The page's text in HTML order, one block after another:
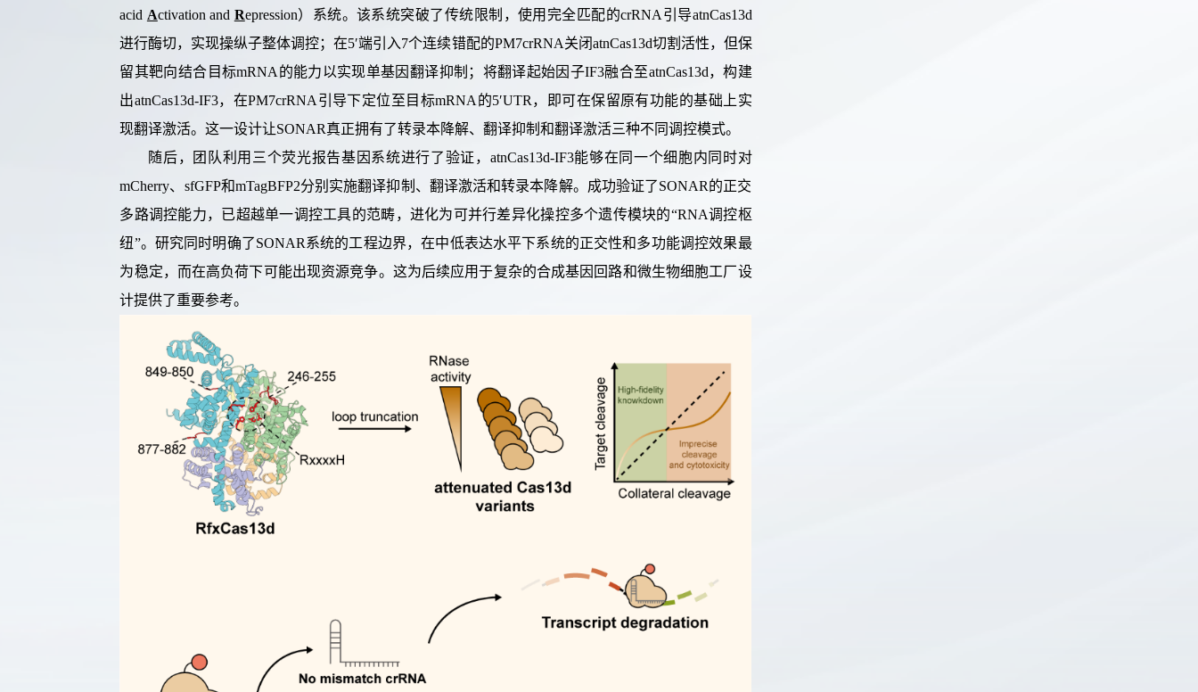
acid Activation and Repression）系统。该系统突破了传统限制，使用 完全匹配的crRNA 引导atnCas13d
进行酶切，实现操纵子整体调控；在5′端引入7个连续错配的PM7crRNA关闭atnCas13d切割活性，但保
留其靶向结合 目标mRNA 的能力以实现单基因翻译抑制； 将翻译起始因子IF3融合至atnCas13d，构建
出atnCas13d-IF3， 在PM7crRNA 引导下定位至目标mRNA 的5′UTR ， 即可在保留原有功能的基础上 实
现翻译激活。这一设计让SONAR真正拥有了转录本降解、翻译抑制和翻译激活三种不同调控模式。
随后，
团队利用三个荧光报告基因系统进行了验证， atnCas13d-IF3能够在同一个细胞内同时对
mCherry、 sfGFP和mTagBFP2分别实施翻译抑制、翻译激活和转录本降解。 成功验证了SONAR的正交
多路调控能力， 已超越单一调控工具的范畴，进化为可并行差异化操控多个遗传模块的“RNA调控枢
纽”。研究同时明确了SONAR系统的工程边界，在中低表达水平下系统的正交性和多功能调控效果最
为稳定，而在高负荷下可能出现资源竞争。 这为后续应用于复杂的合成基因回路和微生物细胞工厂设
计提供了重要参考。